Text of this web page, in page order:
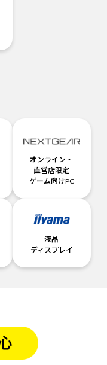
オンライン・
直営店限定
ゲーム向けPC
液晶
ディスプレイ